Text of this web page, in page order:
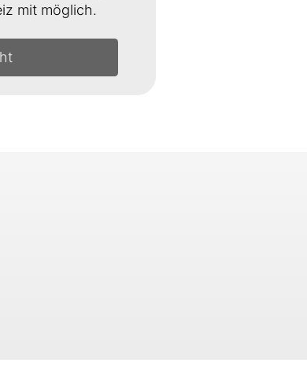
mit möglich.